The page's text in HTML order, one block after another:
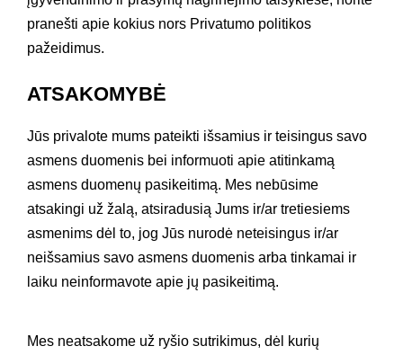
pranešti apie kokius nors Privatumo politikos
pažeidimus.
ATSAKOMYBĖ
Jūs privalote mums pateikti išsamius ir teisingus savo
asmens duomenis bei informuoti apie atitinkamą
asmens duomenų pasikeitimą. Mes nebūsime
atsakingi už žalą, atsiradusią Jums ir/ar tretiesiems
asmenims dėl to, jog Jūs nurodė neteisingus ir/ar
neišsamius savo asmens duomenis arba tinkamai ir
laiku neinformavote apie jų pasikeitimą.
Mes neatsakome už ryšio sutrikimus, dėl kurių